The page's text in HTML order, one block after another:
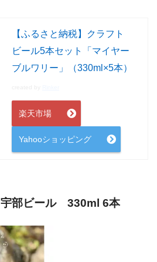
【ふるさと納税】クラフト
ビール5本セット「マイヤー
ブルワリー」（330ml×5本）
楽天市場
Yahooショッピング
宇部ビール 330ml 6本